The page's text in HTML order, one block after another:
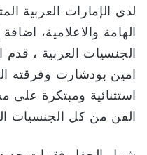
لدى الإمارات العربية
الهامة والاعلامية،
الجنسيات العربية ، قدم
امين بودشارت وفرقته
استثنائية ومبتكرة
الفن من كل الجنسيات